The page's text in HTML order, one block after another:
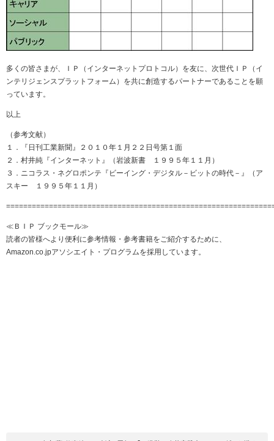
多くの皆さまが、ＩＰ（インターネットプロトコル）を友に、次世代ＩＰ（イ
ンテリジェンスプラットフォーム）を共に創造するパートナーであることを願
っています。
以上
（参考文献）
１．『日刊工業新聞』２０１０年１月２２日号第１面
２．村井純『インターネット』（岩波新書 １９９５年１１月）
３．ニコラス・ネグロポンテ『ビーイング・デジタル－ビットの時代－』（ア
スキー １９９５年１１月）
≪ＢＩＰ ブックモール≫
読者の皆様へより便利に参考情報・参考書籍をご紹介するために、
Amazon.co.jpアソシエイト・プログラムを採用しています。